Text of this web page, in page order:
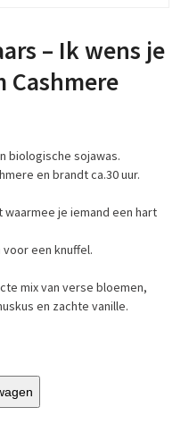
– Ik wens je
Cashmere
biologische sojawas.
en brandt ca.30 uur.
je iemand een hart
een knuffel.
mix van verse bloemen,
en zachte vanille.